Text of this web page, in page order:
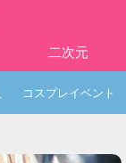
二次元
コスプレイベント